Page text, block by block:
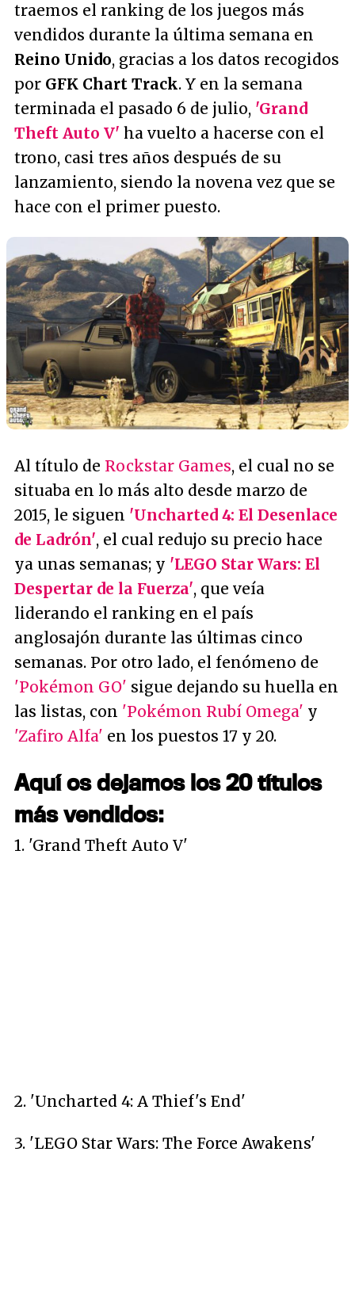
traemos el ranking de los juegos más
vendidos durante la última semana en
Reino Unido, gracias a los datos recogidos
por GFK Chart Track. Y en la semana
terminada el pasado 6 de julio, 'Grand
Theft Auto V' ha vuelto a hacerse con el
trono, casi tres años después de su
lanzamiento, siendo la novena vez que se
hace con el primer puesto.
Al título de Rockstar Games, el cual no se
situaba en lo más alto desde marzo de
2015, le siguen 'Uncharted 4: El Desenlace
de Ladrón', el cual redujo su precio hace
ya unas semanas; y 'LEGO Star Wars: El
Despertar de la Fuerza', que veía
liderando el ranking en el país
anglosajón durante las últimas cinco
semanas. Por otro lado, el fenómeno de
'Pokémon GO' sigue dejando su huella en
las listas, con 'Pokémon Rubí Omega' y
'Zafiro Alfa' en los puestos 17 y 20.
Aquí os dejamos los 20 títulos
más vendidos:
1. 'Grand Theft Auto V'
2. 'Uncharted 4: A Thief's End'
3. 'LEGO Star Wars: The Force Awakens'